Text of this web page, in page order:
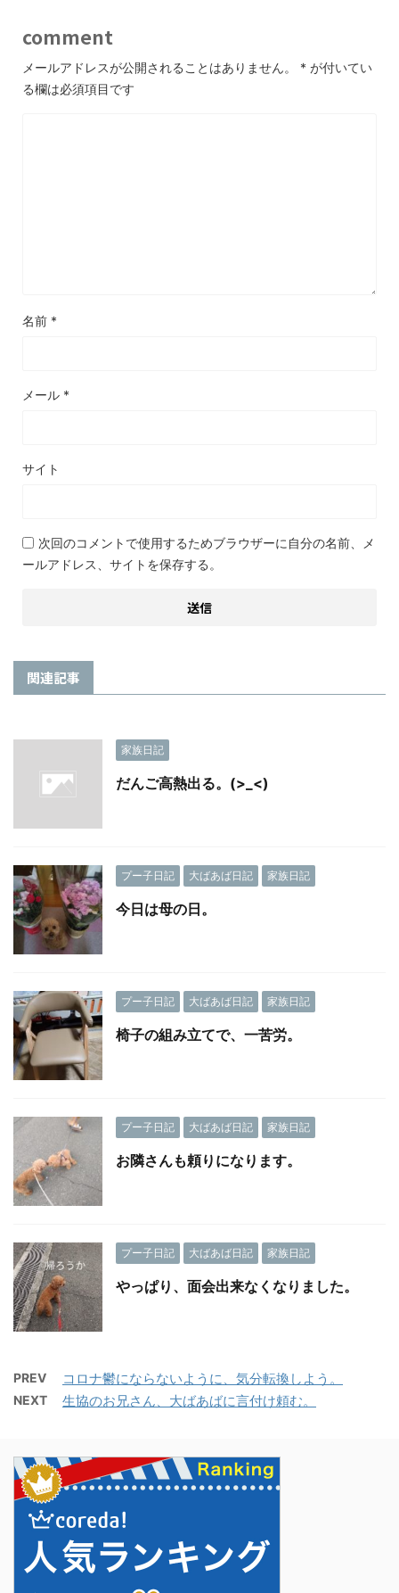
comment
メールアドレスが公開されることはありません。 * が付いてい
る欄は必須項目です
名前 *
メール *
サイト
次回のコメントで使用するためブラウザーに自分の名前、メ
ールアドレス、サイトを保存する。
関連記事
家族日記
だんご高熱出る。(>_<)
プー子日記 大ばあば日記 家族日記
今日は母の日。
プー子日記 大ばあば日記 家族日記
椅子の組み立てで、一苦労。
プー子日記 大ばあば日記 家族日記
お隣さんも頼りになります。
プー子日記 大ばあば日記 家族日記
やっぱり、面会出来なくなりました。
PREV コロナ鬱にならないように、気分転換しよう。
NEXT 生協のお兄さん、大ばあばに言付け頼む。